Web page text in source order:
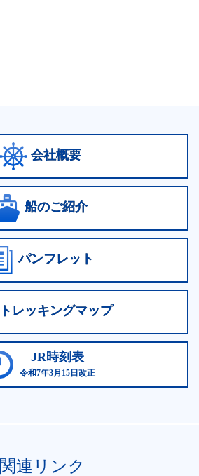
会社概要
船のご紹介
パンフレット
トレッキングマップ
JR時刻表
令和7年3月15日改正
関連リンク